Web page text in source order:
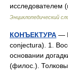
исследователем
Энциклопедический
КОНЪЕКТУРА —
conjectura). 1.
основании
(филос.).